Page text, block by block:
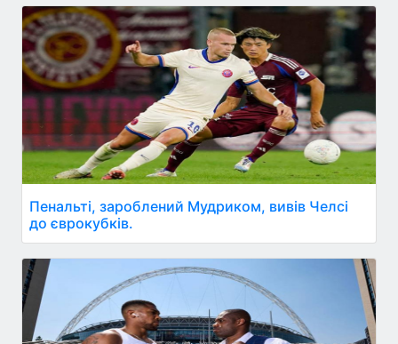
Пенальті, зароблений Мудриком, вивів Челсі
до єврокубків.